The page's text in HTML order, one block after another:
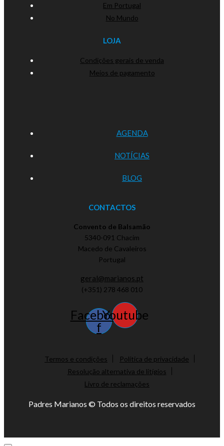
Em Portugal
No Mundo
LOJA
Condições gerais de venda
Meios de pagamento
AGENDA
NOTÍCIAS
BLOG
CONTACTOS
Convento de Balsamão
5340-091 Chacim
Macedo de Cavaleiros
Portugal
geral@marianos.pt
(+351) 278 468 010
Facebook-
f
Youtube
Termos e condições
Política de privacidade
Resolução alternativa de litígios
Livro de reclamações
Padres Marianos © Todos os direitos reservados